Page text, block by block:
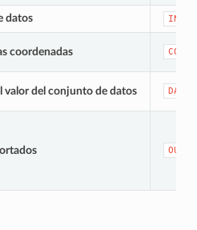
datos
coordenadas
valor del conjunto de datos